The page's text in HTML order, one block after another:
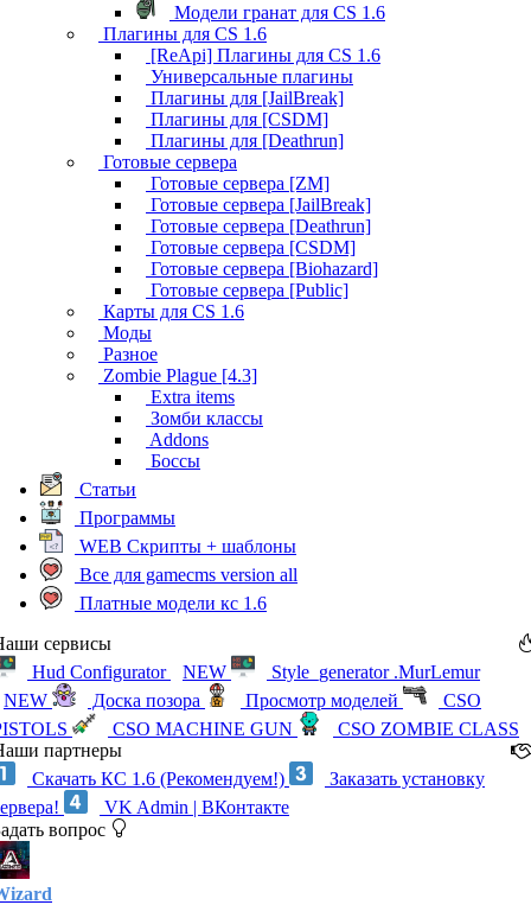
Модели гранат для CS 1.6
Плагины для CS 1.6
[ReApi] Плагины для CS 1.6
Универсальные плагины
Плагины для [JailBreak]
Плагины для [CSDM]
Плагины для [Deathrun]
Готовые сервера
Готовые сервера [ZM]
Готовые сервера [JailBreak]
Готовые сервера [Deathrun]
Готовые сервера [CSDM]
Готовые сервера [Biohazard]
Готовые сервера [Public]
Карты для CS 1.6
Моды
Разное
Zombie Plague [4.3]
Extra items
Зомби классы
Addons
Боссы
Статьи
Программы
WEB Скрипты + шаблоны
Все для gamecms version all
Платные модели кс 1.6
сервисы
Hud Configurator
NEW
Style_generator .MurLemur
NEW
Доска позора Просмотр моделей
CSO
CSO MACHINE GUN
CSO ZOMBIE CLASS
партнеры
Скачать КС 1.6 (Рекомендуем!)
Заказать установку
VK Admin | ВКонтакте
вопрос